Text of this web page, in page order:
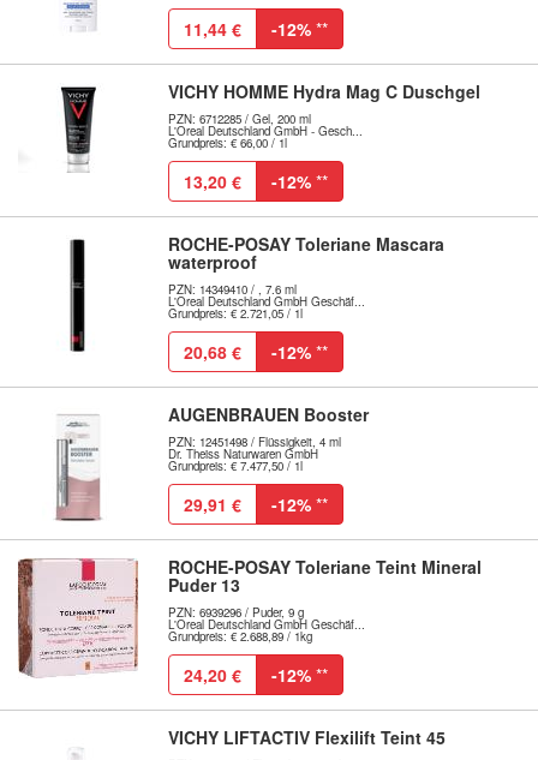
11,44 € -12% **
VICHY HOMME Hydra Mag C Duschgel
PZN: 6712285 / Gel, 200 ml
L'Oreal Deutschland GmbH - Gesch...
Grundpreis: € 66,00 / 1l
13,20 € -12% **
ROCHE-POSAY Toleriane Mascara
waterproof
PZN: 14349410 / , 7.6 ml
L'Oreal Deutschland GmbH Geschäf...
Grundpreis: € 2.721,05 / 1l
20,68 € -12% **
AUGENBRAUEN Booster
PZN: 12451498 / Flüssigkeit, 4 ml
Dr. Theiss Naturwaren GmbH
Grundpreis: € 7.477,50 / 1l
29,91 € -12% **
ROCHE-POSAY Toleriane Teint Mineral
Puder 13
PZN: 6939296 / Puder, 9 g
L'Oreal Deutschland GmbH Geschäf...
Grundpreis: € 2.688,89 / 1kg
24,20 € -12% **
VICHY LIFTACTIV Flexilift Teint 45